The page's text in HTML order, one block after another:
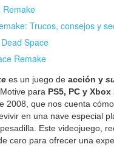
Remake
Trucos, consejos y
Space
Remake
es un juego deacción y
para PS5, PC y Xbox
2008, que nos cuenta
en una nave especial
Este videojuego,
cero para ofrecer una